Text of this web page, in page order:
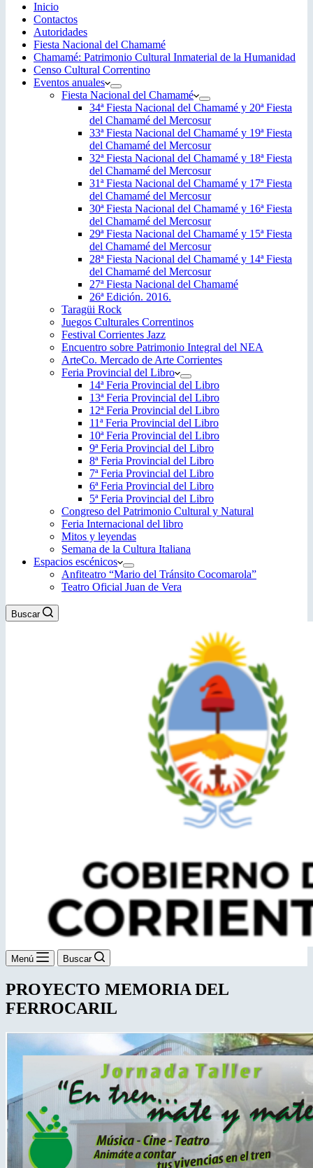
Inicio
Contactos
Autoridades
Fiesta Nacional del Chamamé
Chamamé: Patrimonio Cultural Inmaterial de la Humanidad
Censo Cultural Correntino
Eventos anuales
Fiesta Nacional del Chamamé
34ª Fiesta Nacional del Chamamé y 20ª Fiesta
del Chamamé del Mercosur
33ª Fiesta Nacional del Chamamé y 19ª Fiesta
del Chamamé del Mercosur
32ª Fiesta Nacional del Chamamé y 18ª Fiesta
del Chamamé del Mercosur
31ª Fiesta Nacional del Chamamé y 17ª Fiesta
del Chamamé del Mercosur
30ª Fiesta Nacional del Chamamé y 16ª Fiesta
del Chamamé del Mercosur
29ª Fiesta Nacional del Chamamé y 15ª Fiesta
del Chamamé del Mercosur
28ª Fiesta Nacional del Chamamé y 14ª Fiesta
del Chamamé del Mercosur
27ª Fiesta Nacional del Chamamé
26ª Edición. 2016.
Taragüi Rock
Juegos Culturales Correntinos
Festival Corrientes Jazz
Encuentro sobre Patrimonio Integral del NEA
ArteCo. Mercado de Arte Corrientes
Feria Provincial del Libro
14ª Feria Provincial del Libro
13ª Feria Provincial del Libro
12ª Feria Provincial del Libro
11ª Feria Provincial del Libro
10ª Feria Provincial del Libro
9ª Feria Provincial del Libro
8ª Feria Provincial del Libro
7ª Feria Provincial del Libro
6ª Feria Provincial del Libro
5ª Feria Provincial del Libro
Congreso del Patrimonio Cultural y Natural
Feria Internacional del libro
Mitos y leyendas
Semana de la Cultura Italiana
Espacios escénicos
Anfiteatro “Mario del Tránsito Cocomarola”
Teatro Oficial Juan de Vera
Buscar
Menú Buscar
PROYECTO MEMORIA DEL
FERROCARIL